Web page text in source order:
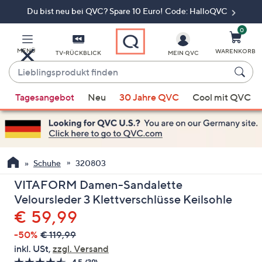
Du bist neu bei QVC? Spare 10 Euro! Code: HalloQVC
MENÜ TV-RÜCKBLICK
Lieblingsprodukt
finden
Vorschläge
verfügbar
sind,
verwenden
Sie
die
Pfeiltasten
nach
oben
und
nach
unten
MEIN QVC
0
WARENKORB
Tagesangebot Neu 30 Jahre QVC Cool mit QVC
Schuhe 320803
VITAFORM Damen-Sandalette
Veloursleder 3 Klettverschlüsse Keilsohle
Gelöscht
€ 59,99
-50% € 119,99
inkl. USt, zzgl. Versand